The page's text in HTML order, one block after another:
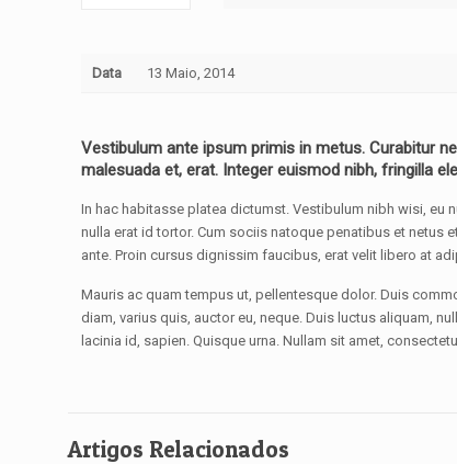
Data 13 Maio, 2014
Vestibulum ante ipsum primis in metus. Curabitur
malesuada et, erat. Integer euismod nibh, fringilla
In hac habitasse platea dictumst. Vestibulum nibh wisi, eu
nulla erat id tortor. Cum sociis natoque penatibus et netus
ante. Proin cursus dignissim faucibus, erat velit libero at
Mauris ac quam tempus ut, pellentesque dolor. Duis
diam, varius quis, auctor eu, neque. Duis luctus aliquam,
lacinia id, sapien. Quisque urna. Nullam sit amet,
Artigos Relacionados